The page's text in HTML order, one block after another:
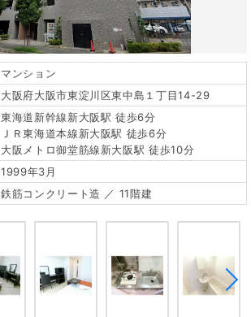
マンション
大阪府大阪市東淀川区東中島１丁目14-29
東海道新幹線新大阪駅 徒歩6分
ＪＲ東海道本線新大阪駅 徒歩6分
大阪メトロ御堂筋線新大阪駅 徒歩10分
1999年3月
鉄筋コンクリート造 ／ 11階建